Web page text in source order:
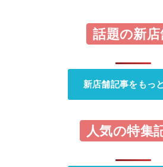
話題の新店
新店舗記事をもっ
人気の特集